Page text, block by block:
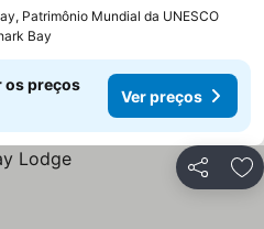
Patrimônio Mundial da UNESCOVer
Bay
os preços
Ver preços
Partilhar